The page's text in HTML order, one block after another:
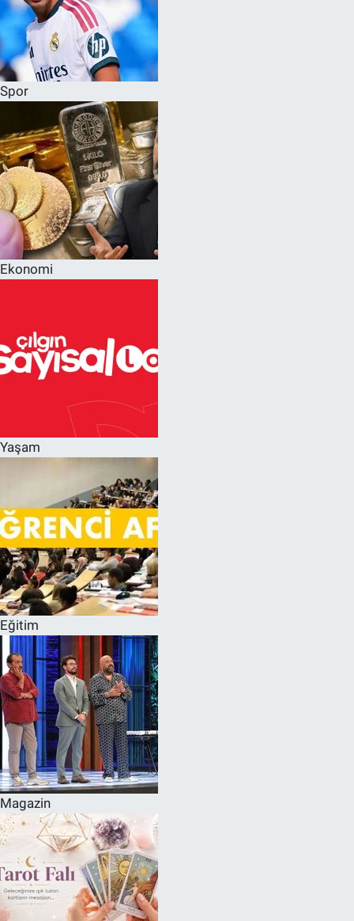
Spor
Ekonomi
Yaşam
Eğitim
Magazin